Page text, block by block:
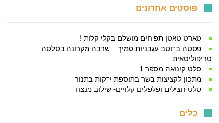
פוסטים אחרונים
טארט טאטן תפוחים מושלם בקלי קלות !
פסטה ברוטב עגבניות סמיך – שרבה מקרונה בסלסה
טריפוליטאית
סלט קינואה מספר 1
מתכון לקציצות בשר בתוספת ירקות בתנור
סלט חצילים ופלפלים קלויים- שילוב מנצח
כלים